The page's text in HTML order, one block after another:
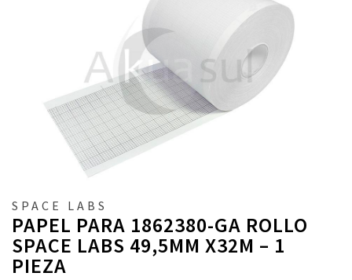
SPACE LABS
PAPEL PARA 1862380-GA ROLLO
SPACE LABS 49,5MM X32M – 1
PIEZA